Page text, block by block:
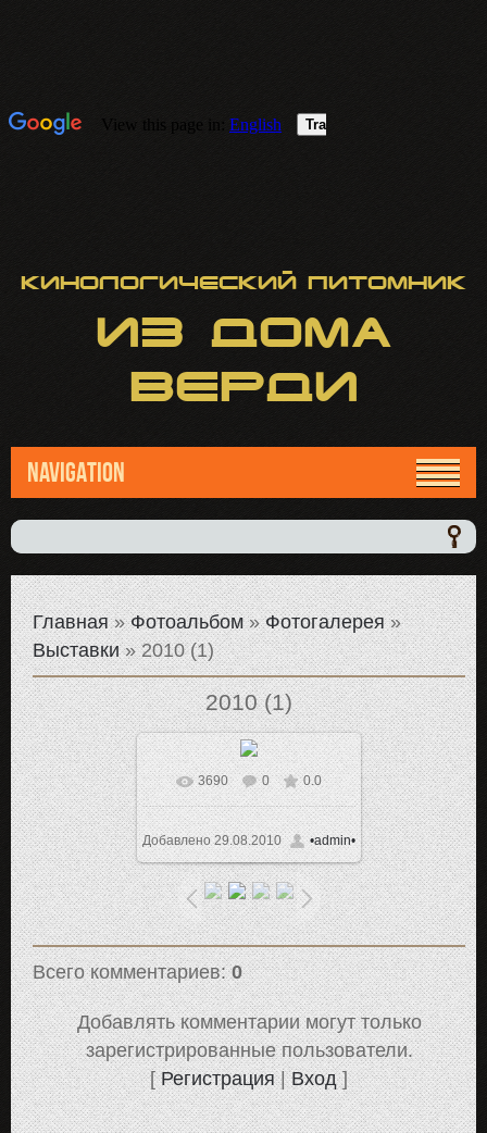
Кинологический питомник
ИЗ ДОМА
ВЕРДИ
NAVIGATION
Главная»Фотоальбом»Фотогалерея»
Выставки» 2010 (1)
2010 (1)
В реальном размере
1024x768/ 173.7Kb
3690 0 0.0
Добавлено29.08.2010 •admin•
Всего комментариев:0
Добавлять комментарии могут только
зарегистрированные пользователи.
[Регистрация|Вход]